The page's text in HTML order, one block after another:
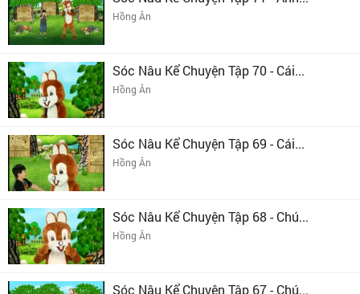
Hồng Ân
Sóc Nâu Kể Chuyện Tập 70 - Cái...
Hồng Ân
Sóc Nâu Kể Chuyện Tập 69 - Cái...
Hồng Ân
Sóc Nâu Kể Chuyện Tập 68 - Chú...
Hồng Ân
Sóc Nâu Kể Chuyện Tập 67 - Chú...